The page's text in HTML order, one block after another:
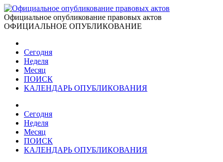
Официальное опубликование правовых актов
ОФИЦИАЛЬНОЕ ОПУБЛИКОВАНИЕ
Сегодня
Неделя
Месяц
ПОИСК
КАЛЕНДАРЬ ОПУБЛИКОВАНИЯ
Сегодня
Неделя
Месяц
ПОИСК
КАЛЕНДАРЬ ОПУБЛИКОВАНИЯ